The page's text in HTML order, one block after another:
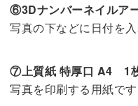
⑥3Dナンバーネイルア
写真の下などに日付を
⑦上質紙 特厚口 A4 1
写真を印刷する用紙です